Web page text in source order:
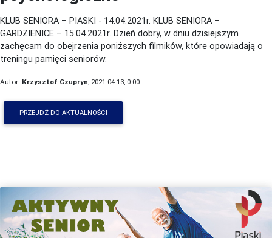
KLUB SENIORA – PIASKI - 14.04.2021r. KLUB SENIORA –
GARDZIENICE – 15.04.2021r. Dzień dobry, w dniu dzisiejszym
zachęcam do obejrzenia poniższych filmików, które opowiadają o
treningu pamięci seniorów.
Autor: Krzysztof Czupryn , 2021-04-13, 0:00
PRZEJDŹ DO AKTUALNOŚCI